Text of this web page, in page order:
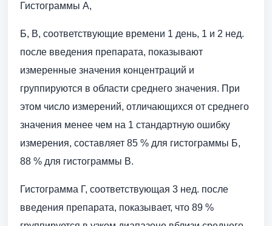
Гистограммы А,
Б, В, соответствующие времени 1 день, 1 и 2 нед.
после введения препарата, показывают
измеренные значения концентраций и
группируются в области среднего значения. При
этом число измерений, отличающихся от среднего
значения менее чем на 1 стандартную ошибку
измерения, составляет 85 % для гистограммы Б,
88 % для гистограммы В.
Гистограмма Г, соответствующая 3 нед. после
введения препарата, показывает, что 89 %